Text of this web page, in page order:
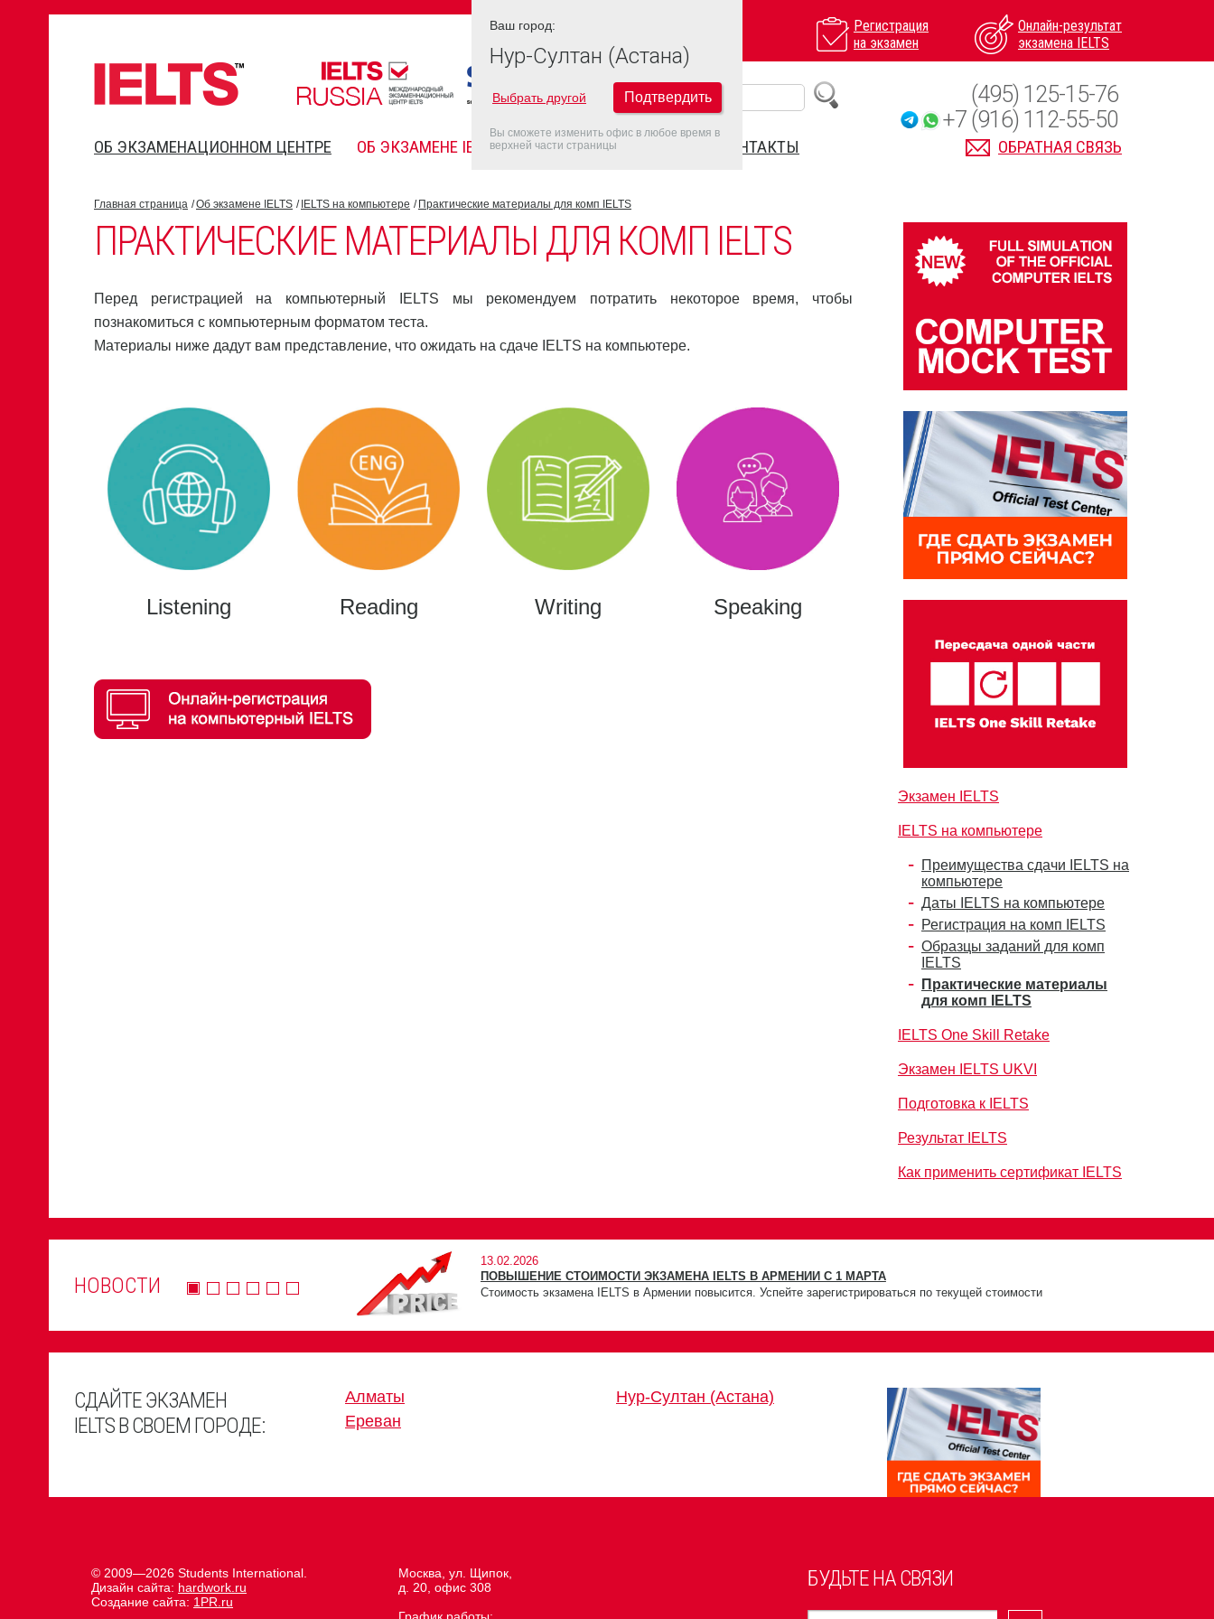
Регистрация
на экзамен
Онлайн-результат
экзамена IELTS
ОБ ЭКЗАМЕНАЦИОННОМ ЦЕНТРЕ ОБ ЭКЗАМЕНЕ IELTS FAQ ДАТЫ IELTS 2026 КОНТАКТЫ ОБРАТНАЯ СВЯЗЬ
(495) 125-15-76
+7 (916) 112-55-50
Главная страница Об экзамене IELTS IELTS на компьютере Практические материалы для комп IELTS
ПРАКТИЧЕСКИЕ МАТЕРИАЛЫ ДЛЯ КОМП IELTS
Перед регистрацией на компьютерный IELTS мы рекомендуем потратить некоторое время, чтобы
познакомиться с компьютерным форматом теста.
Материалы ниже дадут вам представление, что ожидать на сдаче IELTS на компьютере.
Listening Reading Writing Speaking
Экзамен IELTS
IELTS на компьютере
Преимущества сдачи IELTS на
компьютере
Даты IELTS на компьютере
Регистрация на комп IELTS
Образцы заданий для комп
IELTS
Практические материалы
для комп IELTS
IELTS One Skill Retake
Экзамен IELTS UKVI
Подготовка к IELTS
Результат IELTS
Как применить сертификат IELTS
НОВОСТИ
13.02.2026
ПОВЫШЕНИЕ СТОИМОСТИ ЭКЗАМЕНА IELTS В АРМЕНИИ С 1 МАРТА
Стоимость экзамена IELTS в Армении повысится. Успейте зарегистрироваться по текущей стоимости
СДАЙТЕ ЭКЗАМЕН
IELTS В СВОЕМ ГОРОДЕ:
Алматы
Ереван
Нур-Султан (Астана)
БУДЬТЕ НА СВЯЗИ
Москва, ул. Щипок,
д. 20, офис 308
© 2009—2026 Students International.
Дизайн сайта: hardwork.ru
Создание сайта: 1PR.ru
Ваш город:
Нур-Султан (Астана)
Выбрать другой Подтвердить
Вы сможете изменить офис в любое время в
верхней части страницы